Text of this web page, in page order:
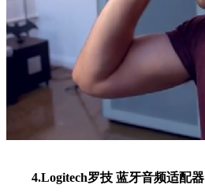
4.Logitech罗技 蓝牙音频适配器